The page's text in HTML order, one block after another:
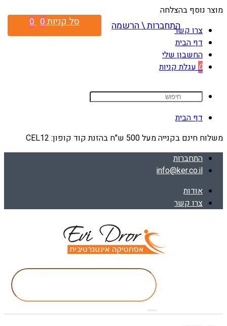
מוצר נוסף בהצלחה
צרו קשר
דף הבית
החשבון שלי
0עגלת קניות
דף הבית
משלוח חינם בקנייה מעל 500 ש"ח בהזנת קוד קופון: CEL12
התחברות
info@ker.co.il
אודות
צרו קשר
התחברות \ הרשמה סל קניות0
0